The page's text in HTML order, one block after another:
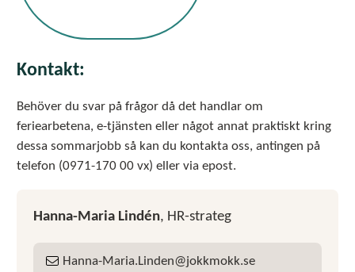
Kontakt:
Behöver du svar på frågor då det handlar om
feriearbetena, e-tjänsten eller något annat praktiskt kring
dessa sommarjobb så kan du kontakta oss, antingen på
telefon (0971-170 00 vx) eller via epost.
Hanna-Maria Lindén, HR-strateg
Hanna-Maria Linden jokkmokk se